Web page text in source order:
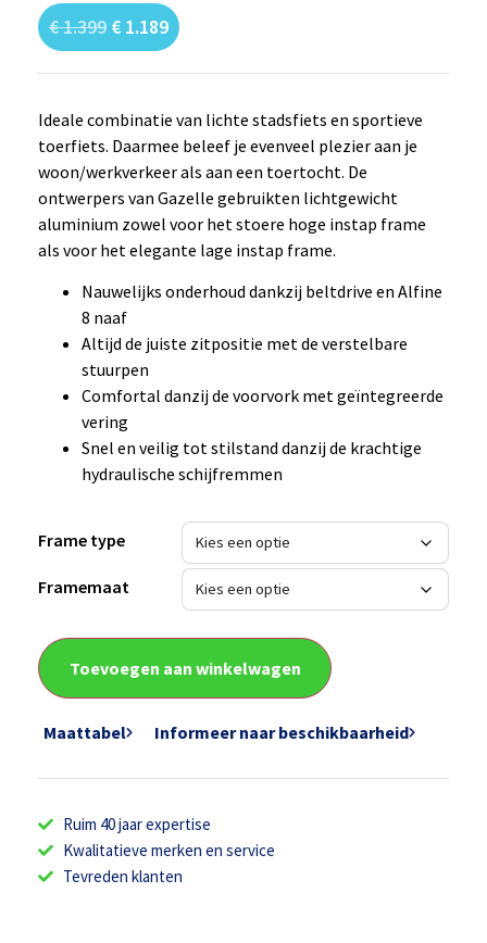
€1.399 € 1.189
Ideale combinatie van lichte stadsfiets en sportieve
toerfiets. Daarmee beleef je evenveel plezier aan je
woon/werkverkeer als aan een toertocht. De
ontwerpers van Gazelle gebruikten lichtgewicht
aluminium zowel voor het stoere hoge instap frame
als voor het elegante lage instap frame.
Nauwelijks onderhoud dankzij beltdrive en Alfine
8 naaf
Altijd de juiste zitpositie met de verstelbare
stuurpen
Comfortal danzij de voorvork met geïntegreerde
vering
Snel en veilig tot stilstand danzij de krachtige
hydraulische schijfremmen
Frame type
Framemaat
Toevoegen aan winkelwagen
Maattabel Informeer naar beschikbaarheid
Ruim 40 jaar expertise
Kwalitatieve merken en service
Tevreden klanten